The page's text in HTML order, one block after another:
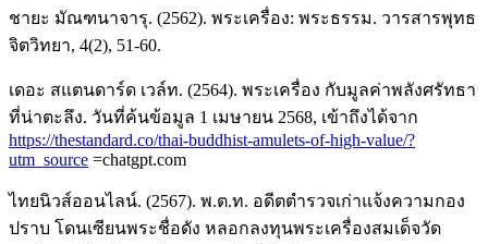
ชายะ มัณฑนาจารุ. (2562). พระเครื่อง: พระธรรม. วารสารพุทธ
จิตวิทยา, 4(2), 51-60.
เดอะ สแตนดาร์ด เวล์ท. (2564). พระเครื่อง กับมูลค่าพลังศรัทธา
ที่น่าตะลึง. วันที่ค้นข้อมูล 1 เมษายน 2568, เข้าถึงได้จาก
https://thestandard.co/thai-buddhist-amulets-of-high-value/?
utm_source =chatgpt.com
ไทยนิวส์ออนไลน์. (2567). พ.ต.ท. อดีตตำรวจเก่าแจ้งความกอง
ปราบ โดนเซียนพระชื่อดัง หลอกลงทุนพระเครื่องสมเด็จวัด